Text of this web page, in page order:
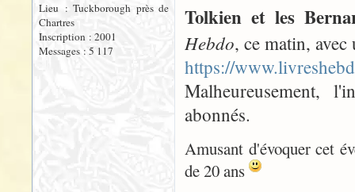
Lieu : Tuckborough près de
Chartres
Inscription : 2001
Messages : 5 117
Tolkien et les
Hebdo, ce matin,
https://
Malheureusement,
abonnés.
Amusant d'évoquer cet
de 20 ans